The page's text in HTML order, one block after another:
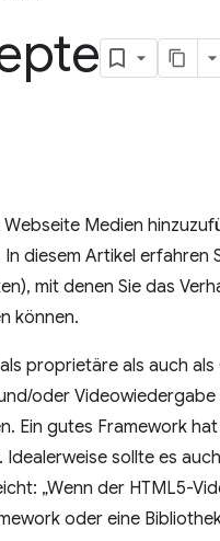
Medien
In diesem Artikel
mit denen Sie das
können.
proprietäre als auch
oder
Ein gutes Framework
sollte es
„Wenn der HTML5-
oder eine